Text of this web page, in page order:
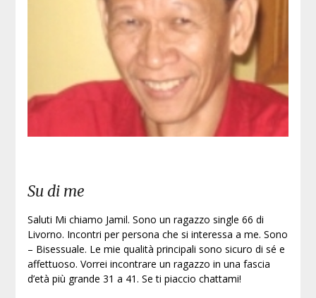
Su di me
Saluti Mi chiamo Jamil. Sono un ragazzo single 66 di
Livorno. Incontri per persona che si interessa a me. Sono
– Bisessuale. Le mie qualità principali sono sicuro di sé e
affettuoso. Vorrei incontrare un ragazzo in una fascia
d’età più grande 31 a 41. Se ti piaccio chattami!